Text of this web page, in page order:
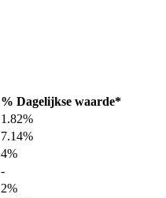
% Dagelijkse waarde*
1.82%
7.14%
4%
-
2%